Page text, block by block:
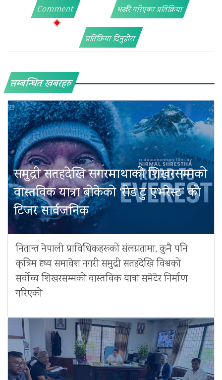
Comment भर्खरै गरिएका प्रतिक्रिया
प्रतिक्रिया दिनुहोस
सम्बन्धित खबरहरु
समुद्री सतहदेखि सगरमाथाको शिखरसम्मको
वास्तविक यात्रा बोकेको ‘रोड टु एभरेस्ट’ को
टिजर सार्वजनिक
नितान्त नेपाली प्राविधिकहरूको संलग्नतामा, कुनै पनि
कृत्रिम दृष्य समावेश नगरी समुद्री सतहदेखि विश्वको
सर्वोच्च शिखरसम्मको वास्तविक यात्रा समेटेर निर्माण
गरिएको